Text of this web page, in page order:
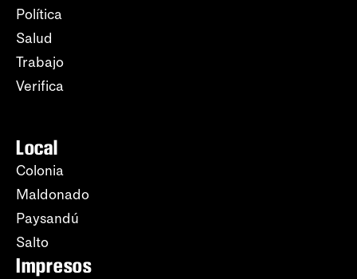
Política
Salud
Trabajo
Verifica
Local
Colonia
Maldonado
Paysandú
Salto
Impresos